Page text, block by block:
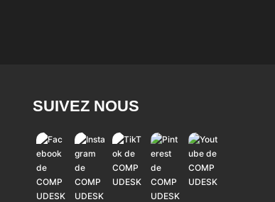
SUIVEZ NOUS